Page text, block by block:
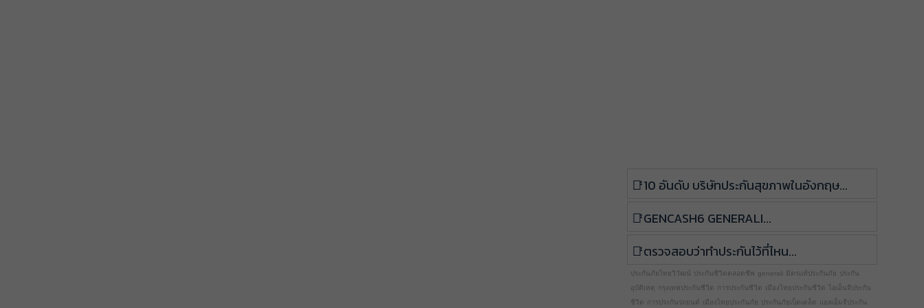
10 อันดับ บริษัทประกันสุขภาพในอังกฤษ...
GenCash6 generali...
ตรวจสอบว่าทำประกันไว้ที่ไหน...
ประกันภัยไทยวิวัฒน์ ประกันชีวิตตลอดชีพ generali มิตรแท้ประกันภัย ประกัน
อุบัติเหตุ กรุงเทพประกันชีวิต การประกันชีวิต เมืองไทยประกันชีวิต
ไอเอ็นจีประกัน
ชีวิต การประกันรถยนต์ เมืองไทยประกันภัย ประกันภัยเบ็ดเตล็ด แอลเอ็มจีประกัน